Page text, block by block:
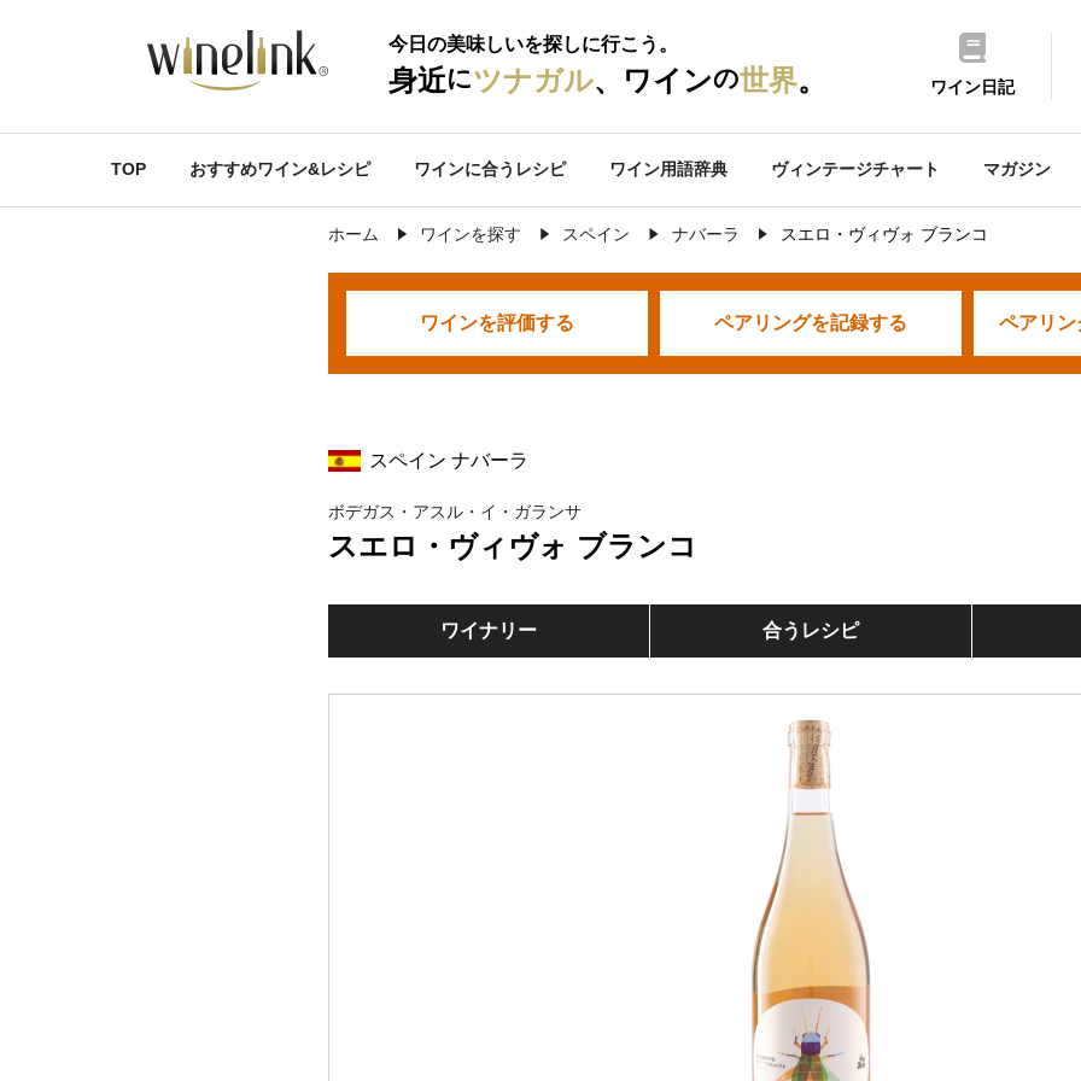
今日の美味しいを探しに行こう。
身近にツナガル、ワインの世界。 ワイン日記
TOP おすすめワイン&レシピ ワインに合うレシピ ワイン用語辞典 ヴィンテージチャート マガジン
ホーム ワインを探す スペイン ナバーラ スエロ・ヴィヴォ ブランコ
ワインを評価する ペアリングを記録する ペアリン
スペイン ナバーラ
ボデガス・アスル・イ・ガランサ
スエロ・ヴィヴォ ブランコ
ワイナリー 合うレシピ